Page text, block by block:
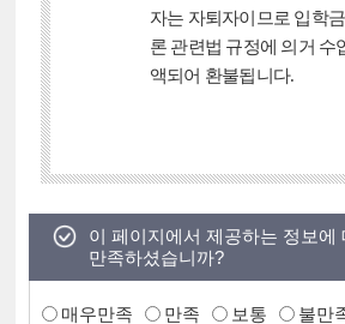
자는 자퇴자이므로 입학
론 관련법 규정에 의거 수
액되어 환불됩니다.
이 페이지에서 제공하는 정보에
만족하셨습니까?
매우만족 만족 보통 불만